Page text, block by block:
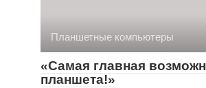
Планшетные компьютеры
«Самая главная
планшета!»